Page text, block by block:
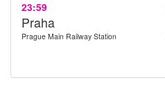
23:59
Praha
Prague Main Railway Station